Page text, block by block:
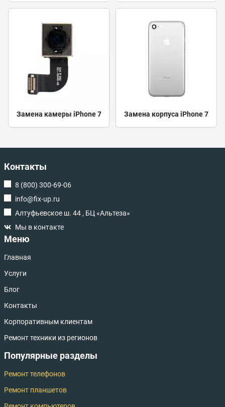
Замена камеры iPhone 7 Замена корпуса iPhone 7
Контакты
8 (800) 300-69-06
info@fix-up.ru
Алтуфьевское ш. 44 , БЦ «Альтеза»
Мы в контакте
Меню
Главная
Услуги
Блог
Контакты
Корпоративным клиентам
Ремонт техники из регионов
Популярные разделы
Ремонт телефонов
Ремонт планшетов